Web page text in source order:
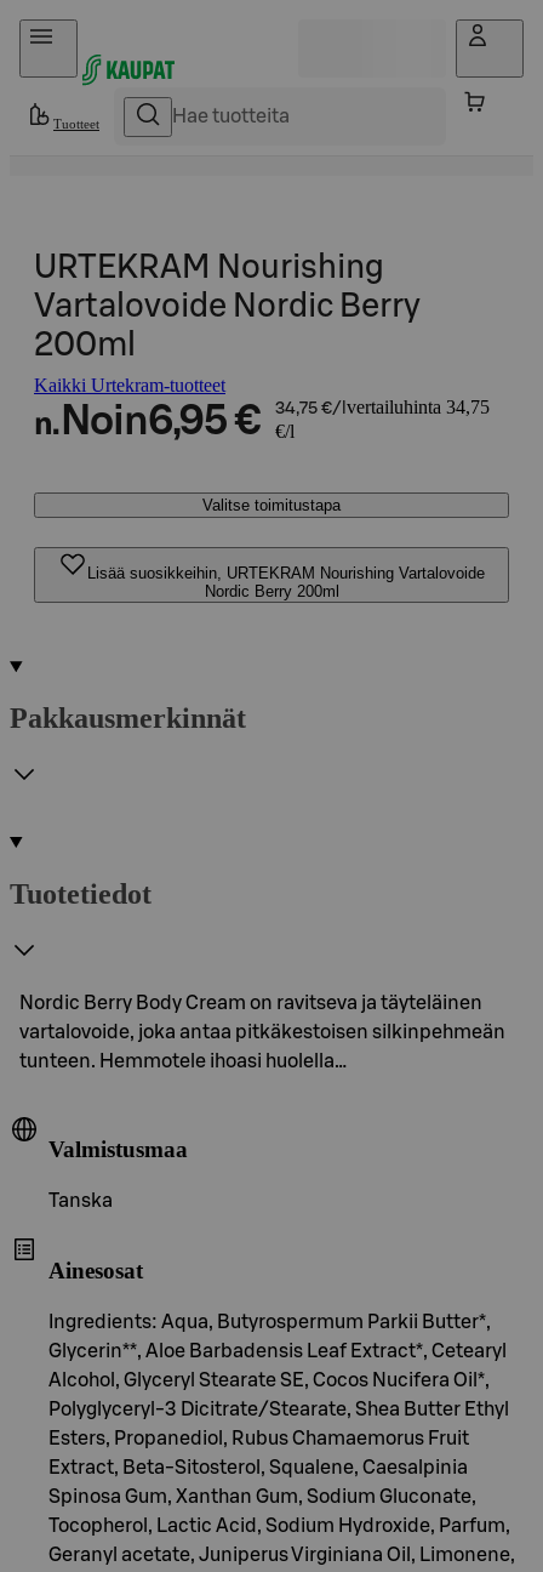
Hyppää sisältöön
Tuotteet
URTEKRAM Nourishing
Vartalovoide Nordic Berry
200ml
Kaikki Urtekram-tuotteet
n. Noin6,95 € 34,75 €/l vertailuhinta 34,75
€/l
Valitse toimitustapa
Lisää suosikkeihin, URTEKRAM Nourishing Vartalovoide
Nordic Berry 200ml
Pakkausmerkinnät
Tuotetiedot
Nordic Berry Body Cream on ravitseva ja täyteläinen
vartalovoide, joka antaa pitkäkestoisen silkinpehmeän
tunteen. Hemmotele ihoasi huolella…
Valmistusmaa
Tanska
Ainesosat
Ingredients: Aqua, Butyrospermum Parkii Butter*,
Glycerin**, Aloe Barbadensis Leaf Extract*, Cetearyl
Alcohol, Glyceryl Stearate SE, Cocos Nucifera Oil*,
Polyglyceryl-3 Dicitrate/Stearate, Shea Butter Ethyl
Esters, Propanediol, Rubus Chamaemorus Fruit
Extract, Beta-Sitosterol, Squalene, Caesalpinia
Spinosa Gum, Xanthan Gum, Sodium Gluconate,
Tocopherol, Lactic Acid, Sodium Hydroxide, Parfum,
Geranyl acetate, Juniperus Virginiana Oil, Limonene,